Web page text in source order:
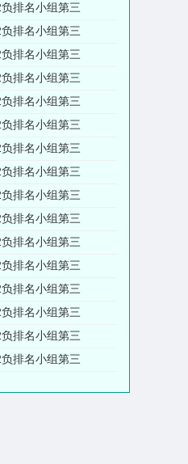
排名小组第三
排名小组第三
排名小组第三
排名小组第三
排名小组第三
排名小组第三
排名小组第三
排名小组第三
排名小组第三
排名小组第三
排名小组第三
排名小组第三
排名小组第三
排名小组第三
排名小组第三
排名小组第三